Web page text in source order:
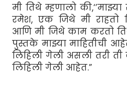
मी तिथे म्हणालो
रमेश, एक जिथे मी राहतो
आणि मी जिथे काम करतो
पुस्तके माझ्या माहितीची
लिहिली गेली असली तरी ती
लिहिली गेली आहेत.”